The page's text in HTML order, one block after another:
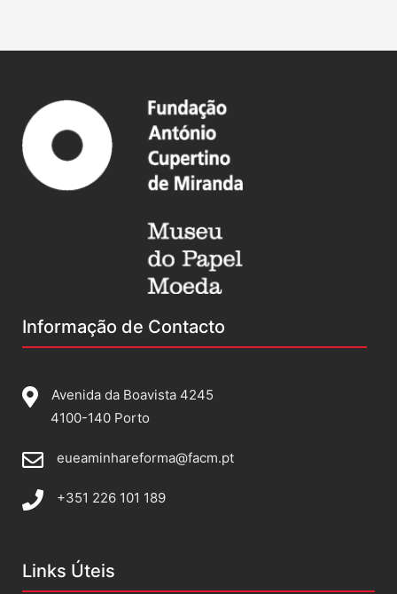
Informação de Contacto
Avenida da Boavista 4245
4100-140 Porto
eueaminhareforma@facm.pt
+351 226 101 189
Links Úteis